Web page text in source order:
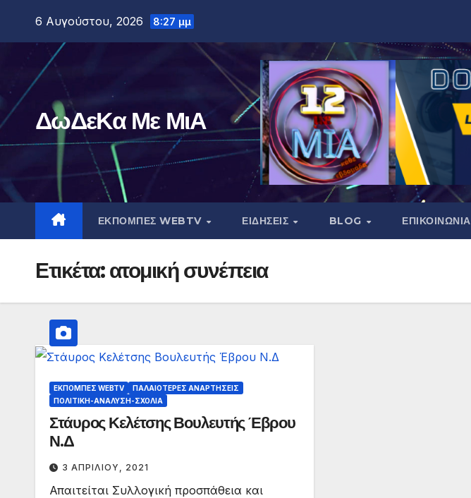
περιεχόμενο
6 Αυγούστου, 2026 8:27 μμ
ΔωΔεΚα Με ΜιΑ
ΕΚΠΟΜΠΕΣ WEBTV ΕΙΔΗΣΕΙΣ BLOG ΕΠΙΚΟΙΝΩΝΙΑ
Ετικέτα:ατομική συνέπεια
ΕΚΠΟΜΠΈΣ WEBTV
ΠΑΛΑΙΟΤΕΡΕΣ ΑΝΑΡΤΗΣΕΙΣ
ΠΟΛΙΤΙΚΉ-ΑΝΆΛΥΣΗ-ΣΧΌΛΙΑ
Στάυρος Κελέτσης Βουλευτής Έβρου
Ν.Δ
3 ΑΠΡΙΛΊΟΥ, 2021
Απαιτείται Συλλογική προσπάθεια και